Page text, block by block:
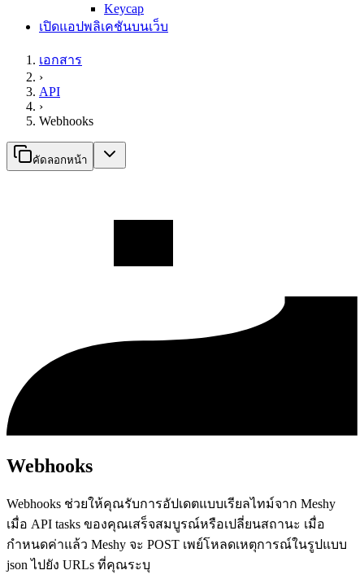
Keycap
เปิดแอปพลิเคชันบนเว็บ
เอกสาร
›
API
›
Webhooks
คัดลอกหน้า
Webhooks
Webhooks ช่วยให้คุณรับการอัปเดตแบบเรียลไทม์จาก Meshy
เมื่อ API tasks ของคุณเสร็จสมบูรณ์หรือเปลี่ยนสถานะ เมื่อ
กำหนดค่าแล้ว Meshy จะ POST เพย์โหลดเหตุการณ์ในรูปแบบ
json ไปยัง URLs ที่คุณระบุ